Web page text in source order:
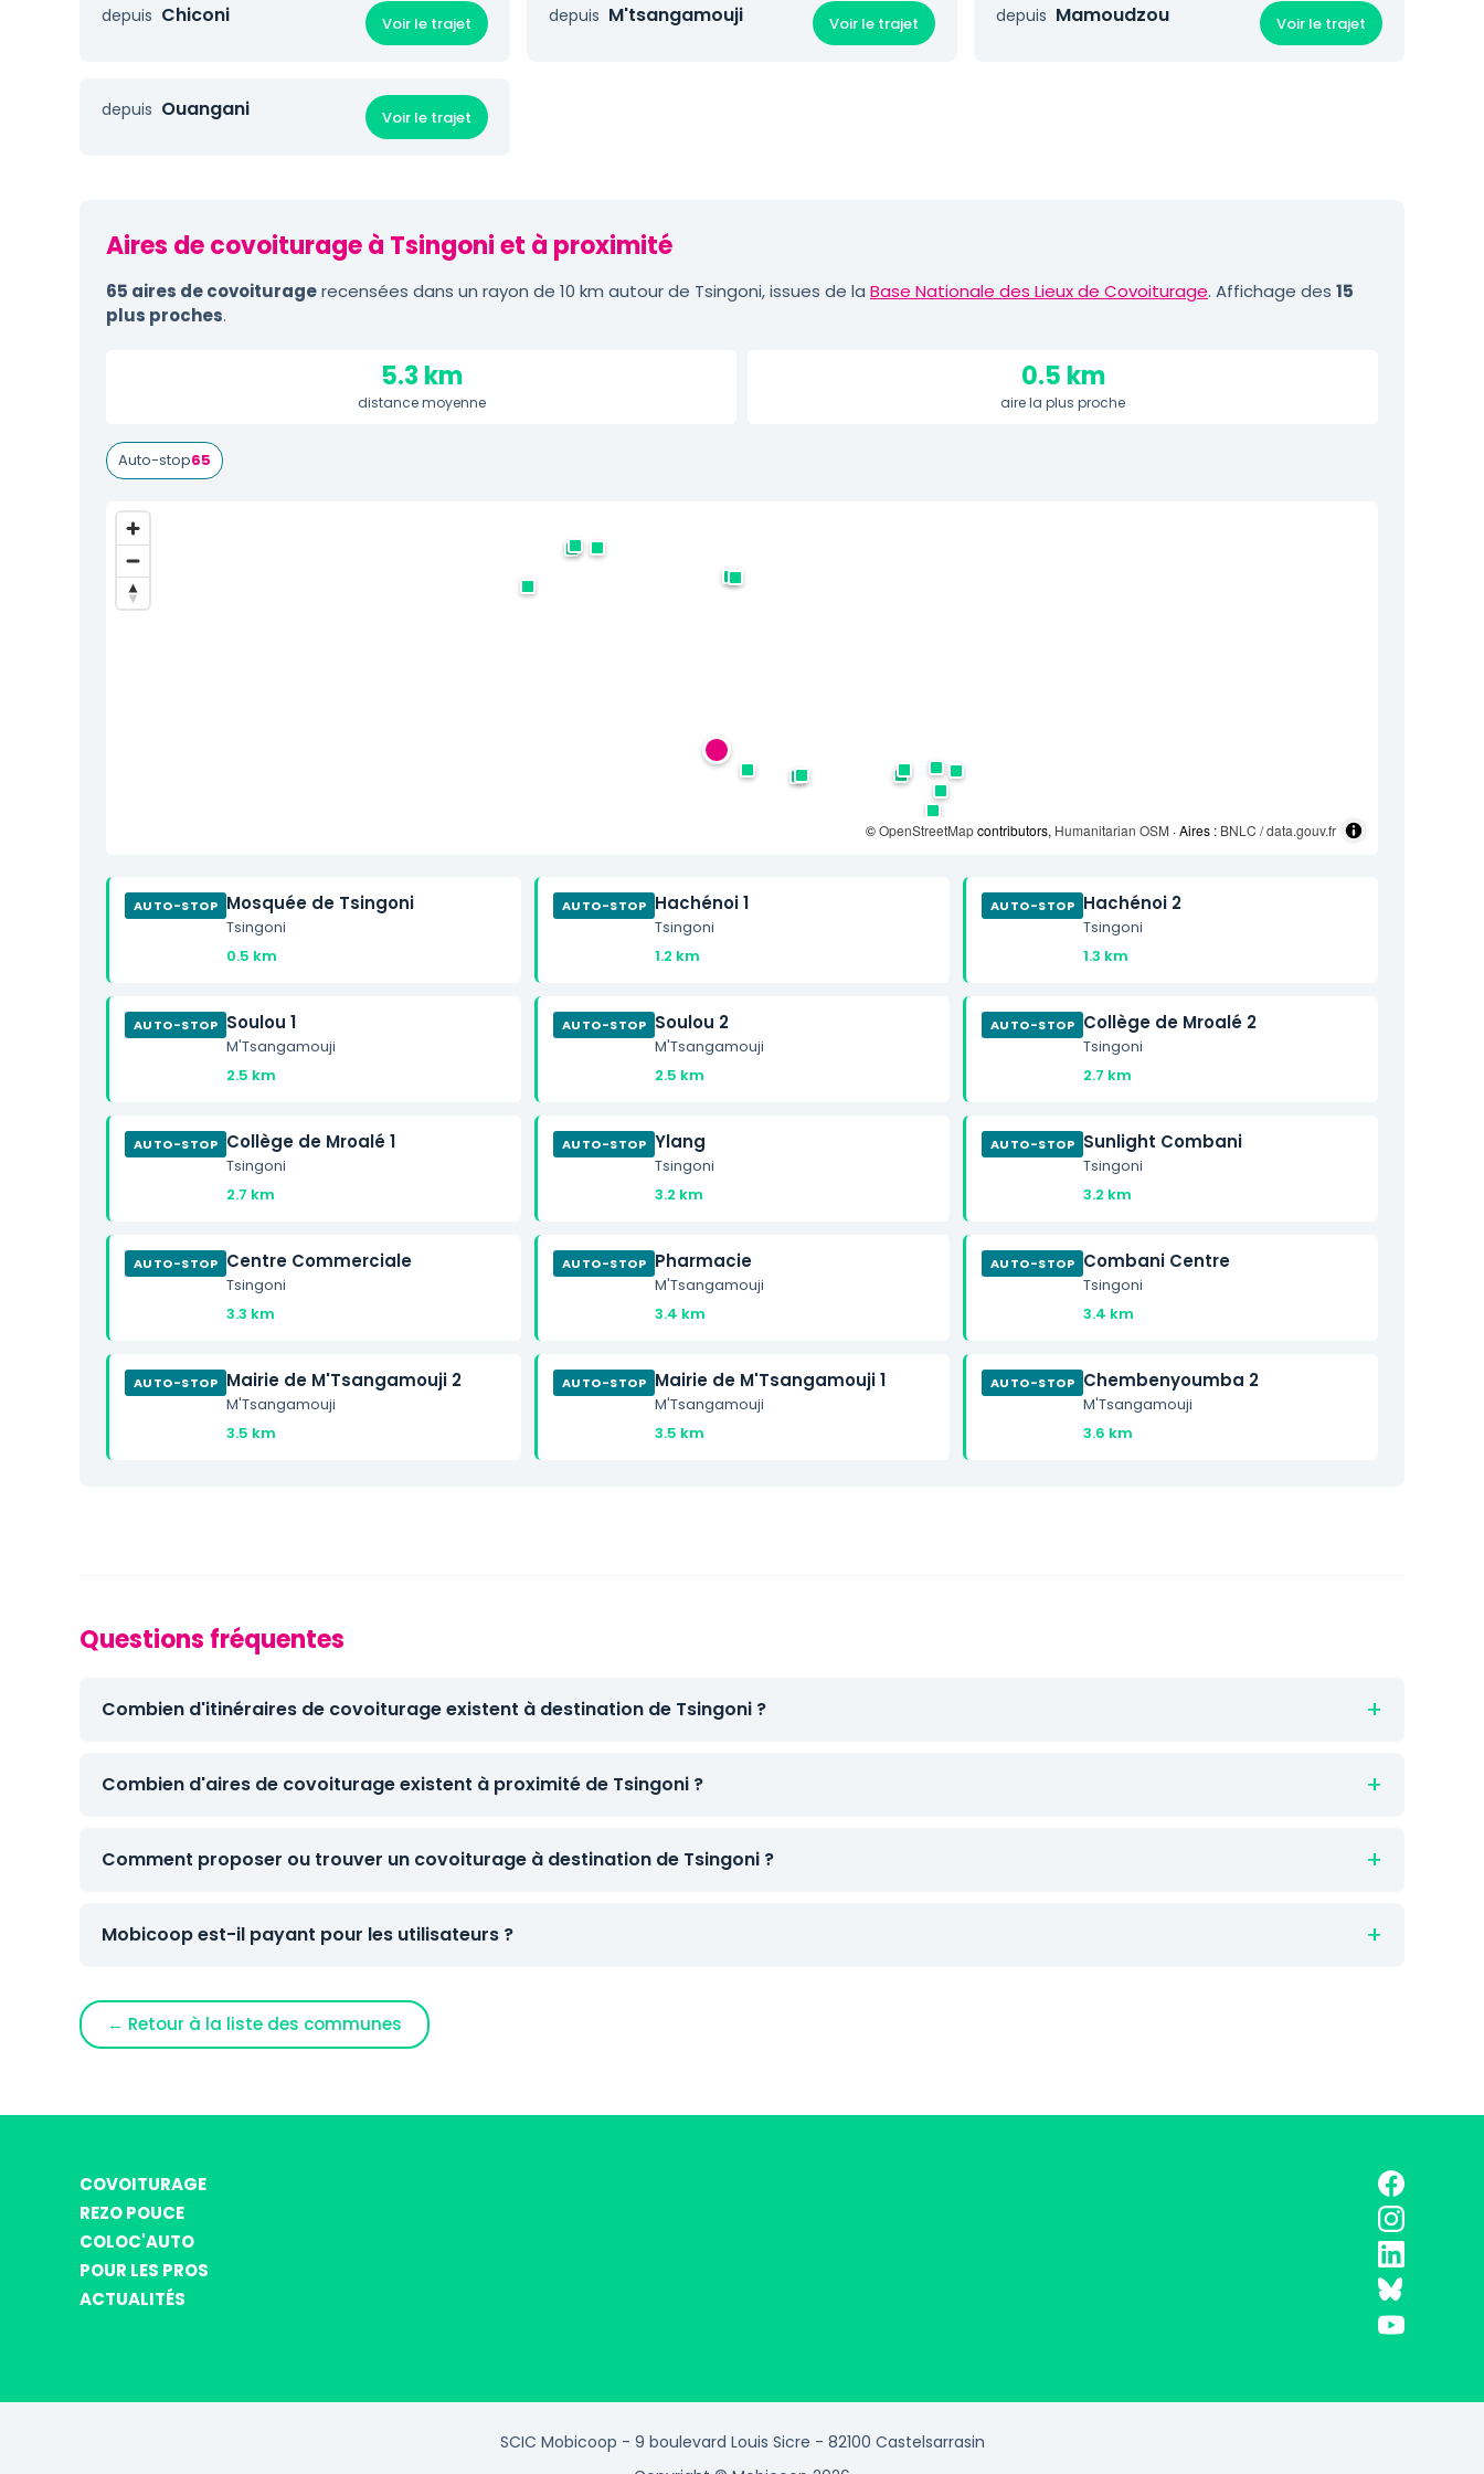
depuis Chiconi Voir le trajet depuis M'tsangamouji Voir le trajet depuis Mamoudzou Voir le trajet
depuis Ouangani Voir le trajet
Aires de covoiturage à Tsingoni et à proximité
65 aires de covoituragerecensées dans un rayon de 10 km autour de Tsingoni, issues de la Base Nationale des Lieux de Covoiturage. Affichage des 15
plus proches.
5.3 km
distance moyenne
0.5 km
aire la plus proche
Auto-stop65
©OpenStreetMapcontributors, Humanitarian OSM · Aires : BNLC / data.gouv.fr
AUTO-STOP Mosquée de Tsingoni
Tsingoni
0.5 km
AUTO-STOP Hachénoi 1
Tsingoni
1.2 km
AUTO-STOP Hachénoi 2
Tsingoni
1.3 km
AUTO-STOP Soulou 1
M'Tsangamouji
2.5 km
AUTO-STOP Soulou 2
M'Tsangamouji
2.5 km
AUTO-STOP Collège de Mroalé 2
Tsingoni
2.7 km
AUTO-STOP Collège de Mroalé 1
Tsingoni
2.7 km
AUTO-STOP Ylang
Tsingoni
3.2 km
AUTO-STOP Sunlight Combani
Tsingoni
3.2 km
AUTO-STOP Centre Commerciale
Tsingoni
3.3 km
AUTO-STOP Pharmacie
M'Tsangamouji
3.4 km
AUTO-STOP Combani Centre
Tsingoni
3.4 km
AUTO-STOP Mairie de M'Tsangamouji 2
M'Tsangamouji
3.5 km
AUTO-STOP Mairie de M'Tsangamouji 1
M'Tsangamouji
3.5 km
AUTO-STOP Chembenyoumba 2
M'Tsangamouji
3.6 km
Questions fréquentes
Combien d'itinéraires de covoiturage existent à destination de Tsingoni ?
Combien d'aires de covoiturage existent à proximité de Tsingoni ?
Comment proposer ou trouver un covoiturage à destination de Tsingoni ?
Mobicoop est-il payant pour les utilisateurs ?
← Retour à la liste des communes
COVOITURAGE
REZO POUCE
COLOC'AUTO
POUR LES PROS
ACTUALITÉS
SCIC Mobicoop - 9 boulevard Louis Sicre - 82100 Castelsarrasin